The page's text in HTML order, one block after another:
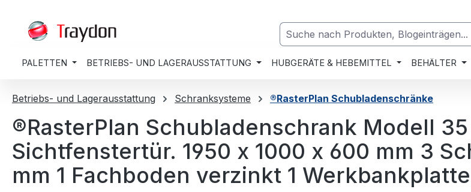
PALETTEN BETRIEBS- UND LAGERAUSSTATTUNG HUBGERÄTE & HEBEMITTEL BEHÄLTER
Betriebs- und Lagerausstattung Schranksysteme ®RasterPlan Schubladenschränke
®RasterPlan Schubladenschrank Modell 35
Sichtfenstertür. 1950 x 1000 x 600 mm 3
mm 1 Fachboden verzinkt 1